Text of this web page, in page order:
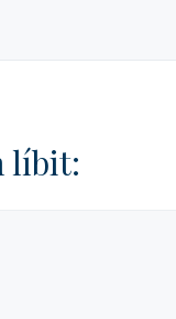
líbit: